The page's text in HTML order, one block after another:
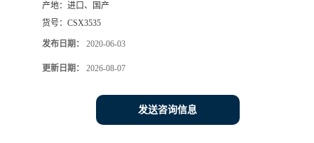
产地： 进口、国产
货号： CSX3535
发布日期： 2020-06-03
更新日期： 2026-08-07
发送咨询信息